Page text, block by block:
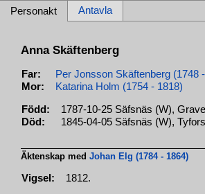
Personakt Antavla
Anna Skäftenberg
Far:
Per Jonsson Skäftenberg (1748
Mor:
Katarina Holm (1754 - 1818)
Född: 1787-10-25 Säfsnäs (W),
Död:
1845-04-05 Säfsnäs (W),
Äktenskap medJohan Elg (1784 - 1864)
Vigsel: 1812.